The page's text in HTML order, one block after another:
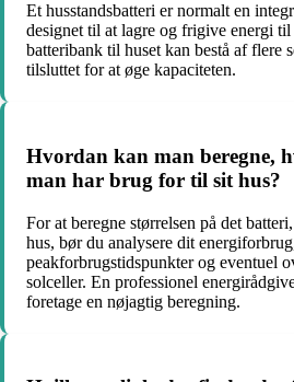
Et husstandsbatteri er normalt en
designet til at lagre og frigive energi til
batteribank til huset kan bestå af flere
tilsluttet for at øge kapaciteten.
Hvordan kan man beregne,
man har brug for til sit hus?
For at beregne størrelsen på det
hus, bør du analysere dit
peakforbrugstidspunkter og eventuel
solceller. En professionel
foretage en nøjagtig beregning.